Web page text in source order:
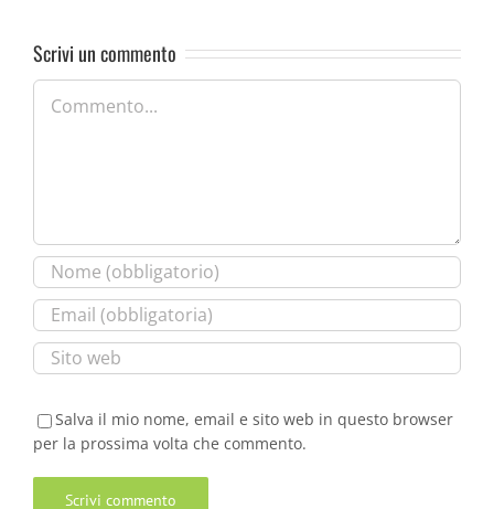
Scrivi un commento
Commento
Salva il mio nome, email e sito web in questo browser
per la prossima volta che commento.